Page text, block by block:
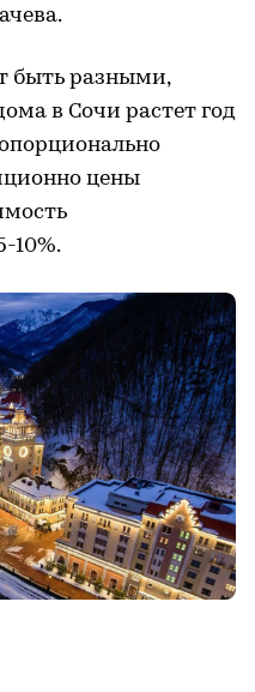
быть разными,
в Сочи растет год
цены
10%.